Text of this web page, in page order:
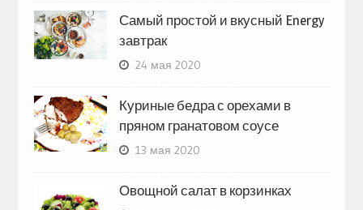
Самый простой и вкусный Energy
завтрак
24 мая 2020
Куриные бедра с орехами в
пряном гранатовом соусе
13 мая 2020
Овощной салат в корзинках